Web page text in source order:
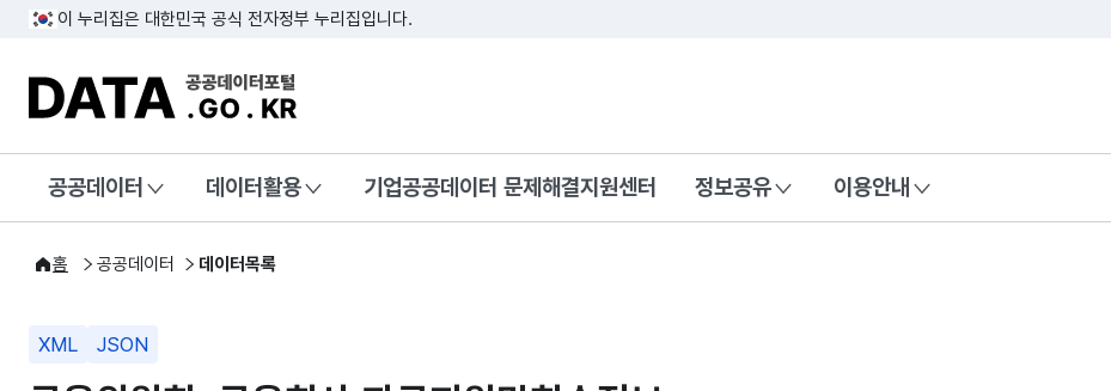
이 누리집은 대한민국 공식 전자정부 누리집입니다.
DATA.GO.KR 공공데이터포털
공공데이터 데이터활용 기업공공데이터 문제해결지원센터 정보공유 이용안내
홈 공공데이터 데이터목록
XML JSON